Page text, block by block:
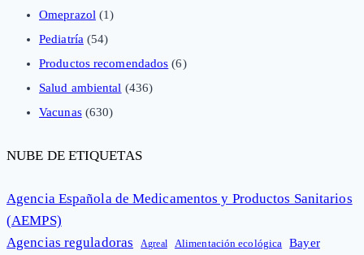
Omeprazol (1)
Pediatría (54)
Productos recomendados (6)
Salud ambiental (436)
Vacunas(630)
NUBE DE ETIQUETAS
Agencia Española de Medicamentos y Productos Sanitarios
(AEMPS)
Agencias reguladoras
Agreal Alimentación ecológica Bayer